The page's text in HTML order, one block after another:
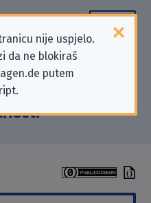
nije uspjelo.
da ne blokiraš
putem
Inc.” koji se
za zaštitu